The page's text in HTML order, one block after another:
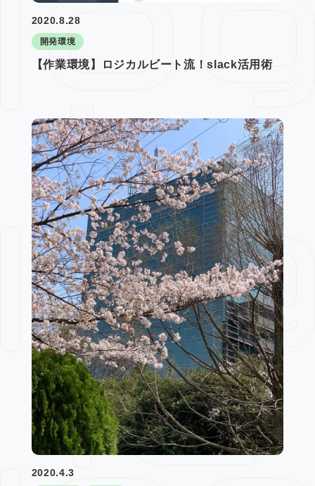
開発環境
2020.8.28
【作業環境】ロジカルビート流！slack活用術
2020.4.3